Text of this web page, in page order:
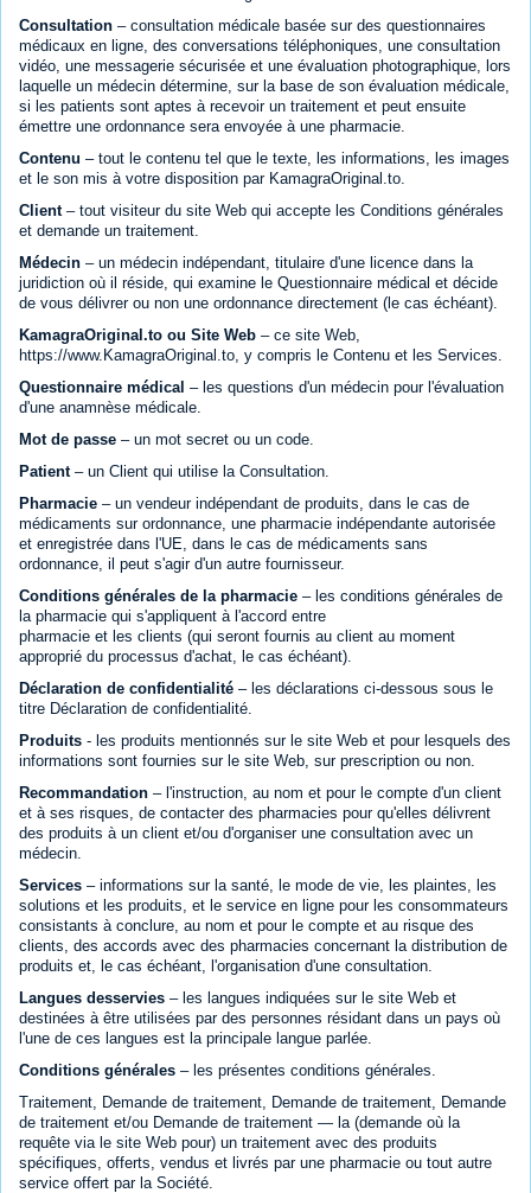
Consultation – consultation médicale basée sur des questionnaires
médicaux en ligne, des conversations téléphoniques, une consultation
vidéo, une messagerie sécurisée et une évaluation photographique, lors
laquelle un médecin détermine, sur la base de son évaluation médicale,
si les patients sont aptes à recevoir un traitement et peut ensuite
émettre une ordonnance sera envoyée à une pharmacie.
Contenu – tout le contenu tel que le texte, les informations, les images
et le son mis à votre disposition par KamagraOriginal.to.
Client– tout visiteur du site Web qui accepte les Conditions générales
et demande un traitement.
Médecin – un médecin indépendant, titulaire d'une licence dans la
juridiction où il réside, qui examine le Questionnaire médical et décide
de vous délivrer ou non une ordonnance directement (le cas échéant).
KamagraOriginal.to ou Site Web – ce site Web,
https://www.KamagraOriginal.to, y compris le Contenu et les Services.
Questionnaire médical – les questions d'un médecin pour l'évaluation
d'une anamnèse médicale.
Mot de passe – un mot secret ou un code.
Patient– un Client qui utilise la Consultation.
Pharmacie – un vendeur indépendant de produits, dans le cas de
médicaments sur ordonnance, une pharmacie indépendante autorisée
et enregistrée dans l'UE, dans le cas de médicaments sans
ordonnance, il peut s'agir d'un autre fournisseur.
Conditions générales de la pharmacie – les conditions générales de
la pharmacie qui s'appliquent à l'accord entre
pharmacie et les clients (qui seront fournis au client au moment
approprié du processus d'achat, le cas échéant).
Déclaration de confidentialité – les déclarations ci-dessous sous le
titre Déclaration de confidentialité.
Produits - les produits mentionnés sur le site Web et pour lesquels des
informations sont fournies sur le site Web, sur prescription ou non.
Recommandation – l'instruction, au nom et pour le compte d'un client
et à ses risques, de contacter des pharmacies pour qu'elles délivrent
des produits à un client et/ou d'organiser une consultation avec un
médecin.
Services – informations sur la santé, le mode de vie, les plaintes, les
solutions et les produits, et le service en ligne pour les consommateurs
consistants à conclure, au nom et pour le compte et au risque des
clients, des accords avec des pharmacies concernant la distribution de
produits et, le cas échéant, l'organisation d'une consultation.
Langues desservies – les langues indiquées sur le site Web et
destinées à être utilisées par des personnes résidant dans un pays où
l'une de ces langues est la principale langue parlée.
Conditions générales – les présentes conditions générales.
Traitement, Demande de traitement, Demande de traitement, Demande
de traitement et/ou Demande de traitement — la (demande où la
requête via le site Web pour) un traitement avec des produits
spécifiques, offerts, vendus et livrés par une pharmacie ou tout autre
service offert par la Société.